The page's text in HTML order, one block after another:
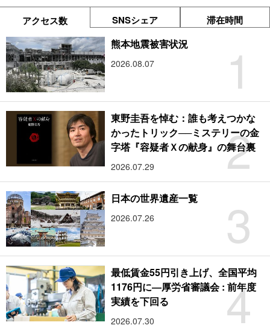
アクセス数 SNSシェア 滞在時間
1
熊本地震被害状況
2026.08.07
2
東野圭吾を悼む：誰も考えつかな
かったトリック──ミステリーの金
字塔『容疑者Ｘの献身』の舞台裏
2026.07.29
3
日本の世界遺産一覧
2026.07.26
4
最低賃金55円引き上げ、全国平均
1176円に―厚労省審議会 : 前年度
実績を下回る
2026.07.30